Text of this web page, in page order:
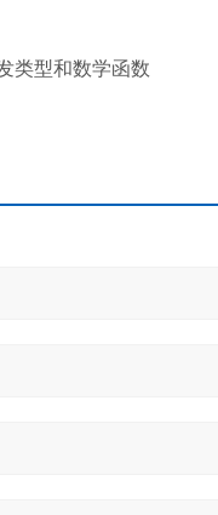
类型和数学函数